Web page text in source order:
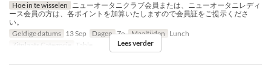
Hoe in te wisselen ニューオータニクラブ会員または、ニューオータニレディ
ース会員の方は、各ポイントを加算いたしますので会員証をご提示くださ
い。
Geldige datums 13 Sep Dagen Zo Maaltijden Lunch
Zitplaats Categorie
Table Lees verder